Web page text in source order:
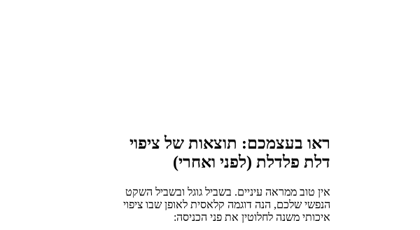
ראו בעצמכם: תוצאות של ציפוי
דלת פלדלת (לפני ואחרי)
אין טוב ממראה עיניים. בשביל גוגל ובשביל השקט
הנפשי שלכם, הנה דוגמה קלאסית לאופן שבו ציפוי
איכותי משנה לחלוטין את פני הכניסה: